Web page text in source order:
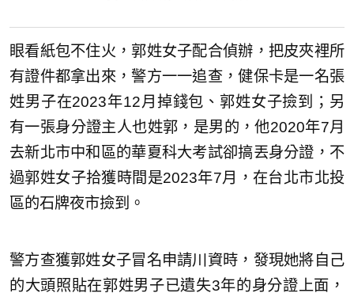
眼看紙包不住火，郭姓女子配合偵辦，把皮夾裡所
有證件都拿出來，警方一一追查，健保卡是一名張
姓男子在2023年12月掉錢包、郭姓女子撿到；另
有一張身分證主人也姓郭，是男的，他2020年7月
去新北市中和區的華夏科大考試卻搞丟身分證，不
過郭姓女子拾獲時間是2023年7月，在台北市北投
區的石牌夜市撿到。
警方查獲郭姓女子冒名申請川資時，發現她將自己
的大頭照貼在郭姓男子已遺失3年的身分證上面，